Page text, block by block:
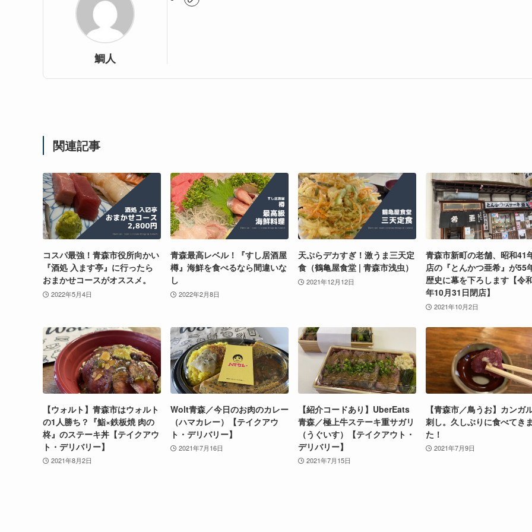
鯛人
関連記事
コスパ最強！青森市役所向かい
『酒処 入ます亭』に行ったら
おまかせコースがオススメ。
2022年5月4日
青森最高レベル！『すし居酒屋
樽』海鮮を食べるなら間違いな
し
2022年2月8日
天ぷらデカすぎ！激うま三天定
食（鶴亀屋食堂 | 青森市浅虫）
2021年12月12日
青森市新町の老舗、昭和41
店の『とんかつ亜希』が55
歴史に幕を下ろします【令
年10月31日閉店】
2021年10月2日
【ウォルト】青森市はウォルト
の1人勝ち？『鮨×鉄板焼 肉の
柊』のステーキ丼【テイクアウ
ト・デリバリー】
2021年8月2日
Wolt青森／今日のお肉のカレー
（ハマカレー）【テイクアウ
ト・デリバリー】
2021年7月16日
【紹介コードあり】UberEats
青森／極上牛ステーキ重サガリ
（うぐいす）【テイクアウト・
デリバリー】
2021年7月15日
【青森市／鳥うお】カンガ
刺し。久しぶりに食べてき
た！
2021年7月9日